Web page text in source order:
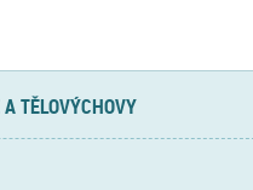
TĚLOVÝCHOVY